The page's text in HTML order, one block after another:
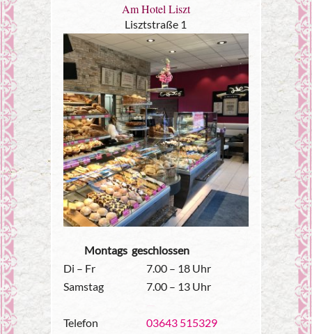
Am Hotel Liszt
Lisztstraße 1
Montags geschlossen
Di – Fr
7.00 – 18 Uhr
Samstag
7.00 – 13 Uhr
Telefon
03643 515329